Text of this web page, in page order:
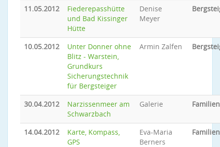
11.05.2012
Fiederepasshütte
und Bad Kissinger
Hütte
Denise
Meyer
10.05.2012
Unter Donner ohne
Blitz - Warstein,
Grundkurs
Sicherungstechnik
für Bergsteiger
Armin Zalfen
30.04.2012
Narzissenmeer am
Schwarzbach
Galerie
14.04.2012
Karte, Kompass,
GPS
Eva-Maria
Berners